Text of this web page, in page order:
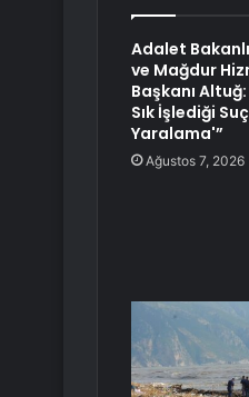
Adalet
ve Mağdur
Başkanı
Sık İşlediği
Yaralama'”
Ağustos 7, 2026